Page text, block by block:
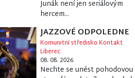
Junák není jen seriálovým
hercem...
JAZZOVÉ ODPOLEDNE
Komunitní středisko Kontakt
Liberec
08. 08. 2026
Nechte se unést pohodovou